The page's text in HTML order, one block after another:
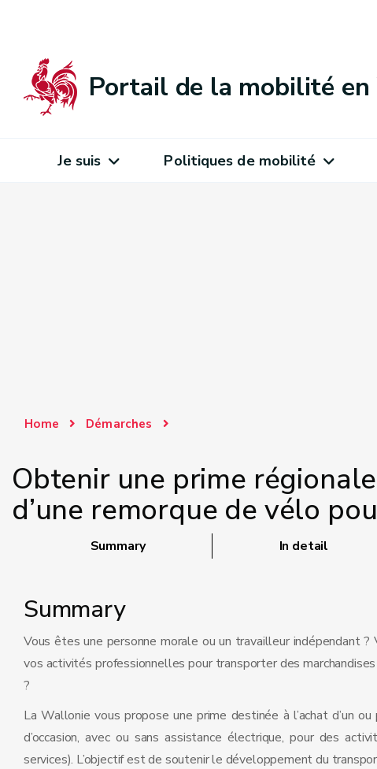
Portail de la mobilité
Je suis Politiques de mobilité
Home Démarches
Obtenir une prime
d’une remorque de vélo
Summary In detail
Summary
Vous êtes une personne morale ou un travailleur indépendant
vos activités professionnelles pour transporter des
?
La Wallonie vous propose une prime destinée à l’achat d’un
d’occasion, avec ou sans assistance électrique, pour des
services). L’objectif est de soutenir le développement du